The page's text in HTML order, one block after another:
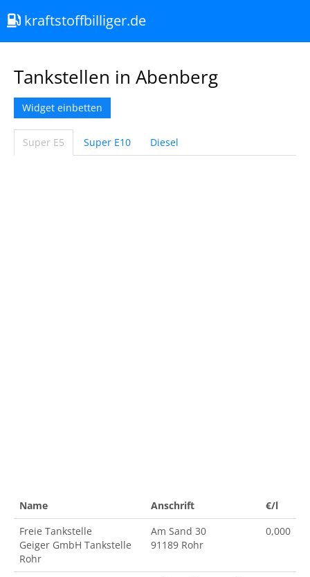
kraftstoffbilliger.de
Tankstellen in Abenberg
Widget einbetten
Super E5 Super E10 Diesel
Name Anschrift
€/l
Freie Tankstelle
Geiger GmbH Tankstelle
Rohr
Am Sand 30
91189 Rohr
0,000